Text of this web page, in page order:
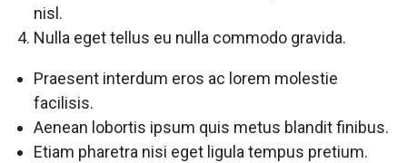
nisl.
Nulla eget tellus eu nulla commodo gravida.
Praesent interdum eros ac lorem molestie
facilisis.
Aenean lobortis ipsum quis metus blandit finibus.
Etiam pharetra nisi eget ligula tempus pretium.